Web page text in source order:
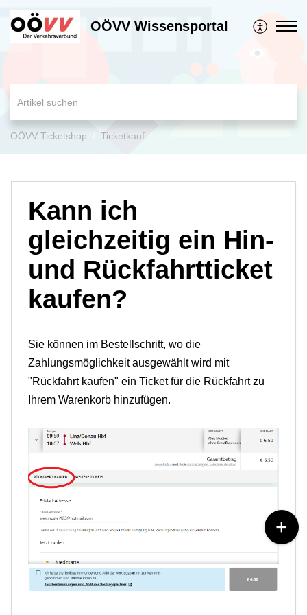
OÖVV Wissensportal
OÖVV Ticketshop Ticketkauf
Kann ich
gleichzeitig ein Hin-
und Rückfahrtticket
kaufen?
Sie können im Bestellschritt, wo die
Zahlungsmöglichkeit ausgewählt wird mit
"Rückfahrt kaufen" ein Ticket für die Rückfahrt zu
Ihrem Warenkorb hinzufügen.